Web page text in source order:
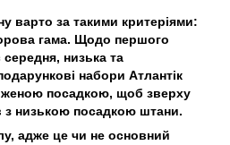
варто за такими критеріями:
гама. Щодо першого
середня, низька та
набори Атлантік
посадкою, щоб зверху
з низькою посадкою штани.
адже це чи не основний